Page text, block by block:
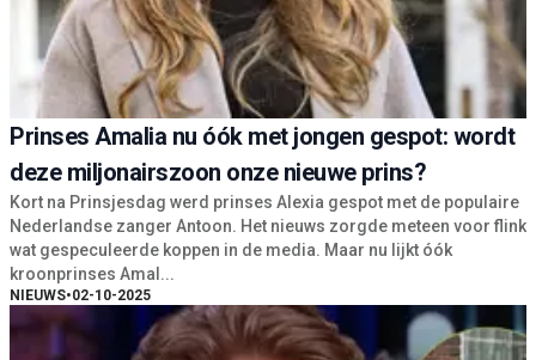
Prinses Amalia nu óók met jongen gespot: wordt
deze miljonairszoon onze nieuwe prins?
Kort na Prinsjesdag werd prinses Alexia gespot met de populaire
Nederlandse zanger Antoon. Het nieuws zorgde meteen voor flink
wat gespeculeerde koppen in de media. Maar nu lijkt óók
kroonprinses Amal...
NIEUWS•02-10-2025